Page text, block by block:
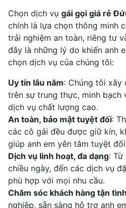
Chọn dịch vụ gái gọi giá rẻ
chính là lựa chọn thông minh
trải nghiệm an toàn, riêng tư
đây là những lý do khiến anh
chọn dịch vụ của chúng tôi:
Uy tín lâu năm: Chúng tôi xây
trên sự trung thực, minh bạch
dịch vụ chất lượng cao.
An toàn, bảo mật tuyệt đối:
các cô gái đều được giữ kín,
giúp anh em yên tâm tuyệt
Dịch vụ linh hoạt, đa dạng: Từ
chiều ngày, đến các dịch vụ
phù hợp với mọi nhu cầu.
Chăm sóc khách hàng tận tình
nghiệp, sẵn sàng hỗ trợ anh